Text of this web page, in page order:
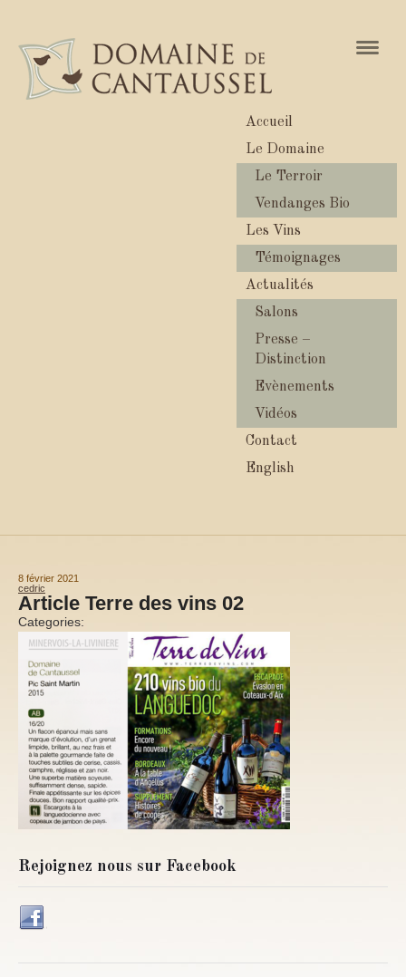
Accueil
Le Domaine
Le Terroir
Vendanges Bio
Les Vins
Témoignages
Actualités
Salons
Presse –
Distinction
Evènements
Vidéos
Contact
English
8 février 2021
cedric
Article Terre des vins 02
Categories:
Rejoignez nous sur Facebook